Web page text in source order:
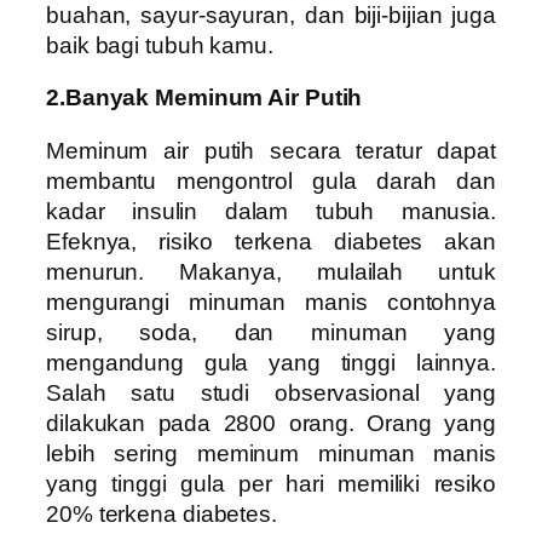
buahan, sayur-sayuran, dan biji-bijian juga
baik bagi tubuh kamu.
2.Banyak Meminum Air Putih
Meminum air putih secara teratur dapat
membantu mengontrol gula darah dan
kadar insulin dalam tubuh manusia.
Efeknya, risiko terkena diabetes akan
menurun. Makanya, mulailah untuk
mengurangi minuman manis contohnya
sirup, soda, dan minuman yang
mengandung gula yang tinggi lainnya.
Salah satu studi observasional yang
dilakukan pada 2800 orang. Orang yang
lebih sering meminum minuman manis
yang tinggi gula per hari memiliki resiko
20% terkena diabetes.